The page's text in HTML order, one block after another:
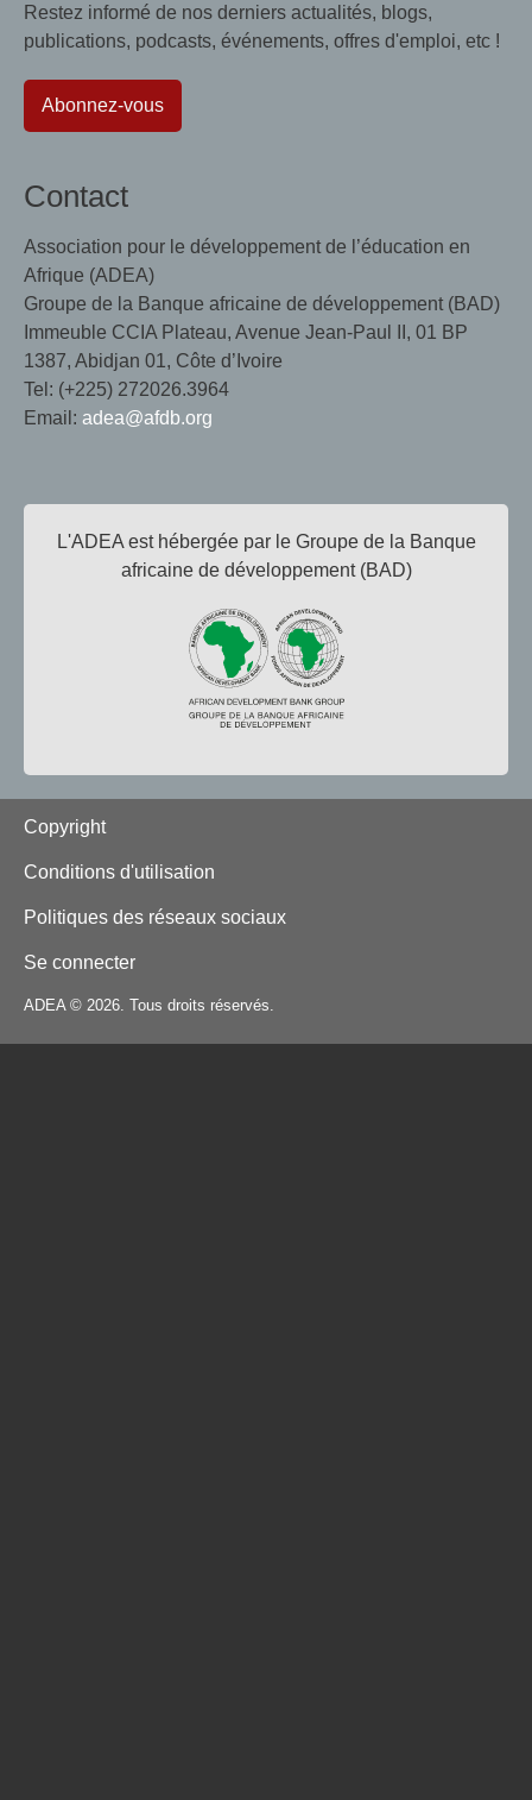
Restez informé de nos derniers actualités, blogs,
publications, podcasts, événements, offres d'emploi, etc !
Abonnez-vous
Contact
Association pour le développement de l’éducation en
Afrique (ADEA)
Groupe de la Banque africaine de développement (BAD)
Immeuble CCIA Plateau, Avenue Jean-Paul II, 01 BP
1387, Abidjan 01, Côte d’Ivoire
Tel: (+225) 272026.3964
Email: adea@afdb.org
L'ADEA est hébergée par le Groupe de la Banque
africaine de développement (BAD)
Footer
Copyright
Conditions d'utilisation
Politiques des réseaux sociaux
Se connecter
ADEA © 2026. Tous droits réservés.